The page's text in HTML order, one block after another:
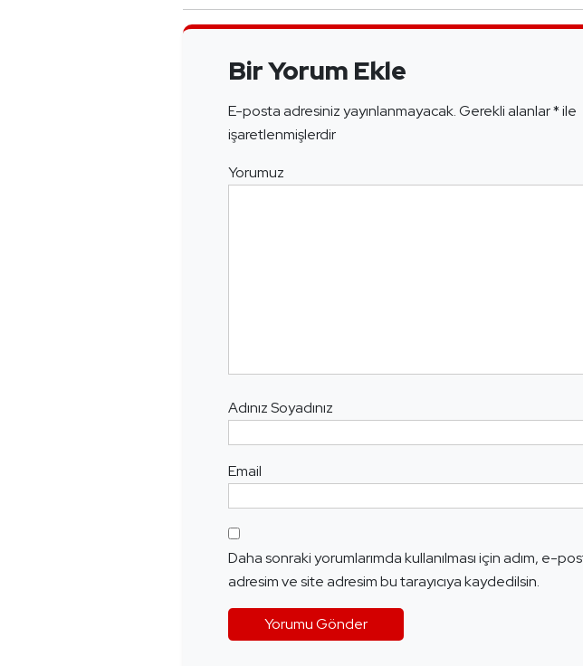
Bir Yorum Ekle
E-posta adresiniz yayınlanmayacak.Gerekli alanlar*ile
işaretlenmişlerdir
Yorumuz
Adınız Soyadınız
Email
Daha sonraki yorumlarımda kullanılması için adım, e-
adresim ve site adresim bu tarayıcıya kaydedilsin.